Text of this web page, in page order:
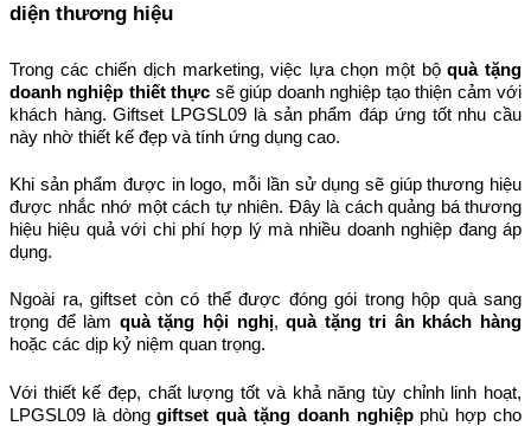
diện thương hiệu
Trong các chiến dịch marketing, việc lựa chọn một bộ quà tặng
doanh nghiệp thiết thực sẽ giúp doanh nghiệp tạo thiện cảm với
khách hàng. Giftset LPGSL09 là sản phẩm đáp ứng tốt nhu cầu
này nhờ thiết kế đẹp và tính ứng dụng cao.
Khi sản phẩm được in logo, mỗi lần sử dụng sẽ giúp thương hiệu
được nhắc nhớ một cách tự nhiên. Đây là cách quảng bá thương
hiệu hiệu quả với chi phí hợp lý mà nhiều doanh nghiệp đang áp
dụng.
Ngoài ra, giftset còn có thể được đóng gói trong hộp quà sang
trọng để làm quà tặng hội nghị, quà tặng tri ân khách hàng
hoặc các dịp kỷ niệm quan trọng.
Với thiết kế đẹp, chất lượng tốt và khả năng tùy chỉnh linh hoạt,
LPGSL09 là dòng giftset quà tặng doanh nghiệp phù hợp cho